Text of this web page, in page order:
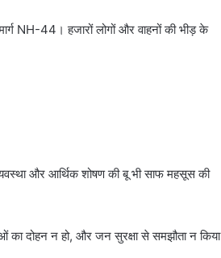
NH-44। हजारों लोगों और वाहनों की भीड़ के
और आर्थिक शोषण की बू भी साफ महसूस की
दोहन न हो, और जन सुरक्षा से समझौता न किया